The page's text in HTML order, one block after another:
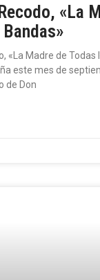
«La
«La Madre de
este mes de
de Don